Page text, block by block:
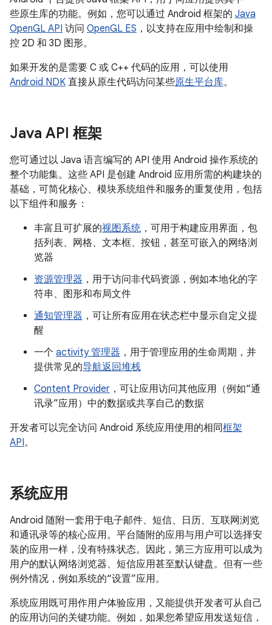
些原生库的功能。例如，您可以通过 Android 框架的 Java
OpenGL API 访问 OpenGL ES ，以支持在应用中绘制和操
控 2D 和 3D 图形。
如果开发的是需要 C 或 C++ 代码的应用，可以使用
Android NDK 直接从原生代码访问某些原生平台库。
Java API 框架
您可通过以 Java 语言编写的 API 使用 Android 操作系统的
整个功能集。这些 API 是创建 Android 应用所需的构建块的
基础，可简化核心、模块系统组件和服务的重复使用，包括
以下组件和服务：
丰富且可扩展的视图系统 ，可用于构建应用界面，包
括列表、网格、文本框、按钮，甚至可嵌入的网络浏
览器
资源管理器 ，用于访问非代码资源，例如本地化的字
符串、图形和布局文件
通知管理器 ，可让所有应用在状态栏中显示自定义提
醒
一个 activity 管理器 ，用于管理应用的生命周期，并
提供常见的导航返回堆栈
Content Provider ，可让应用访问其他应用（例如“通
讯录”应用）中的数据或共享自己的数据
开发者可以完全访问 Android 系统应用使用的相同框架
API。
系统应用
Android 随附一套用于电子邮件、短信、日历、互联网浏览
和通讯录等的核心应用。平台随附的应用与用户可以选择安
装的应用一样，没有特殊状态。因此，第三方应用可以成为
用户的默认网络浏览器、短信应用甚至默认键盘。但有一些
例外情况，例如系统的“设置”应用。
系统应用既可用作用户体验应用，又能提供开发者可从自己
的应用访问的关键功能。例如，如果您希望应用发送短信，